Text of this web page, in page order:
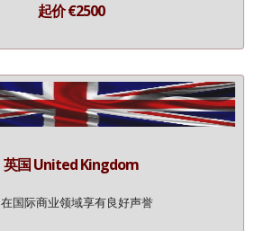
起价 €2500
英国 United Kingdom
在国际商业领域享有良好声誉